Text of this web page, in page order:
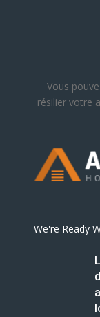
Vous
résilier votre
We're Ready